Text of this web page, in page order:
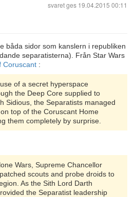
svaret ges 19.04.2015 00:11
båda sidor som kanslern i republiken
separatisterna). Från Star Wars
Coruscant :
of a secret hyperspace
the Deep Core supplied to
Sidious, the Separatists managed
top of the Coruscant Home
them completely by surprise.
Wars, Supreme Chancellor
scouts and probe droids to
As the Sith Lord Darth
the Separatist leadership